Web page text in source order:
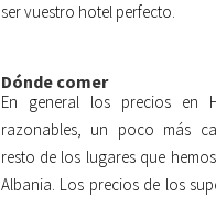
ser vuestro hotel perfecto.
Dónde comer
En general los precios en
razonables, un poco más
resto de los lugares que
Albania. Los precios de los